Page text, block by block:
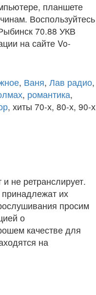
планшете
Воспользуйтесь
70.88 УКВ
на сайте Vo-
, Ваня, Лав радио,
, романтика,
, хиты 70-х, 80-х, 90-х
не ретранслирует.
их
просим
о
качестве для
на